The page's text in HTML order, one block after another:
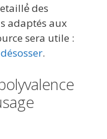
des
adaptés aux
sera utile :
.